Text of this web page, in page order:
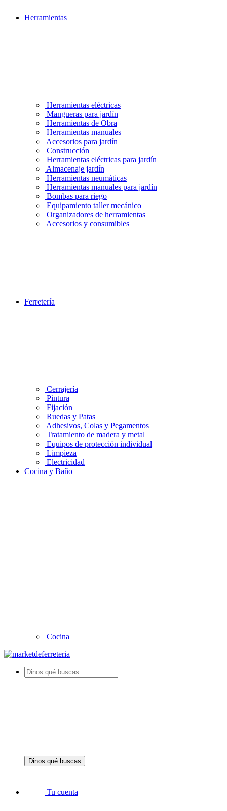
Herramientas
Herramientas eléctricas
Mangueras para jardín
Herramientas de Obra
Herramientas manuales
Accesorios para jardín
Construcción
Herramientas eléctricas para jardín
Almacenaje jardín
Herramientas neumáticas
Herramientas manuales para jardín
Bombas para riego
Equipamiento taller mecánico
Organizadores de herramientas
Accesorios y consumibles
Ferretería
Cerrajería
Pintura
Fijación
Ruedas y Patas
Adhesivos, Colas y Pegamentos
Tratamiento de madera y metal
Equipos de protección individual
Limpieza
Electricidad
Cocina y Baño
Cocina
Dinos qué buscas
Tu cuenta